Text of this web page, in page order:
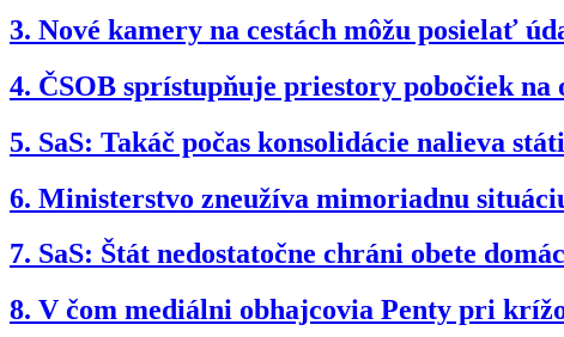
3. Nové kamery na cestách môžu posielať
4. ČSOB sprístupňuje priestory pobočiek
5. SaS: Takáč počas konsolidácie nalieva
6. Ministerstvo zneužíva mimoriadnu
7. SaS: Štát nedostatočne chráni obete
8. V čom mediálni obhajcovia Penty pri